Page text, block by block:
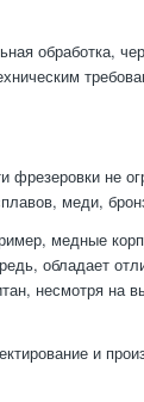
обработка,
не
меди,
медные
обладает
несмотря на
и